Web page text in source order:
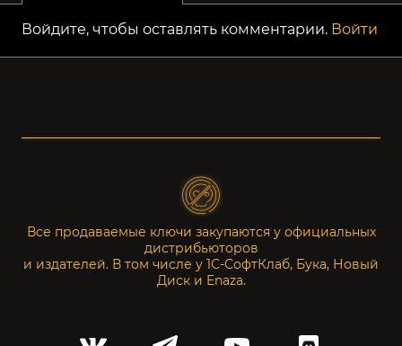
Войдите, чтобы оставлять комментарии. Войти
Все продаваемые ключи закупаются у официальных
дистрибьюторов
и издателей. В том числе у 1С-СофтКлаб, Бука, Новый
Диск и Enaza.